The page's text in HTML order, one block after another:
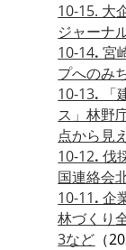
10-15. 大
ジャーナ
10-14.宮
プへのみ
10-13.
ス」林野
点から見
10-12.伐
国連絡会
10-11.企
林づくり
3など （